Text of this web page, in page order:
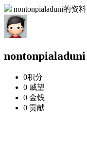
nontonpialaduni的资料
nontonpialaduni
0积分
0 威望
0 金钱
0 贡献